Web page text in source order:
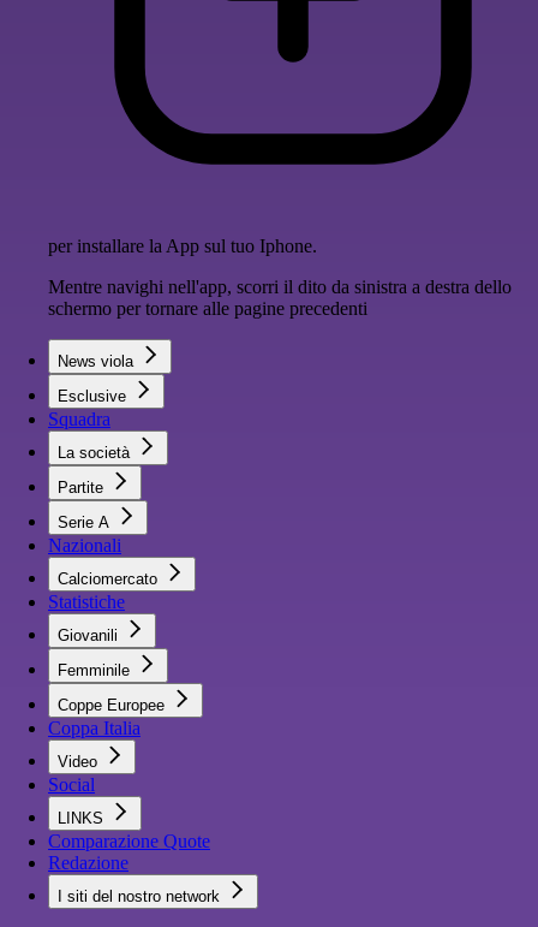
per installare la App sul tuo Iphone.
Mentre navighi nell'app, scorri il dito da sinistra a destra dello
schermo per tornare alle pagine precedenti
News viola
Esclusive
Squadra
La società
Partite
Serie A
Nazionali
Calciomercato
Statistiche
Giovanili
Femminile
Coppe Europee
Coppa Italia
Video
Social
LINKS
Comparazione Quote
Redazione
I siti del nostro network